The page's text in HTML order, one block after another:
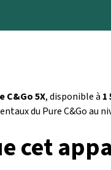
C&Go 5X, disponible à 1
du Pure C&Go au
cet